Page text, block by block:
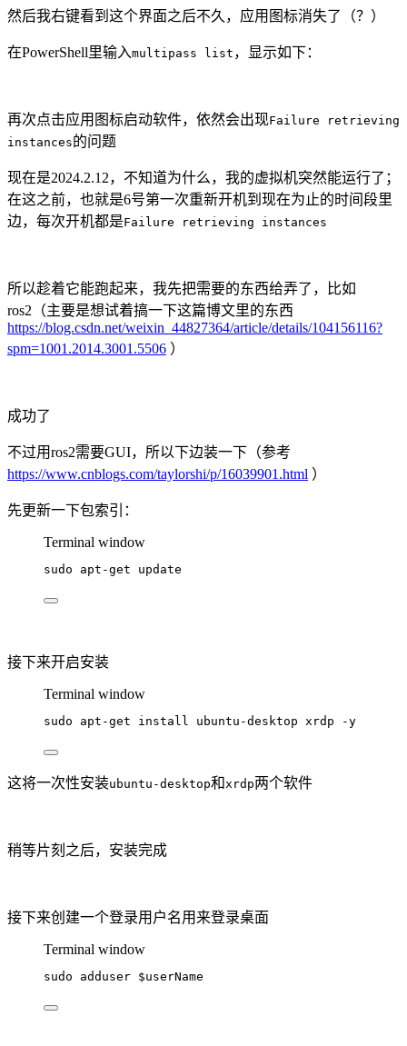
然后我右键看到这个界面之后不久，应用图标消失了（？）
在PowerShell里输入multipass list ，显示如下：
再次点击应用图标启动软件，依然会出现Failure retrieving
instances的问题
现在是2024.2.12，不知道为什么，我的虚拟机突然能运行了；
在这之前，也就是6号第一次重新开机到现在为止的时间段里
边，每次开机都是Failure retrieving instances
所以趁着它能跑起来，我先把需要的东西给弄了，比如
ros2（主要是想试着搞一下这篇博文里的东西
https://blog.csdn.net/weixin_44827364/article/details/104156116?
spm=1001.2014.3001.5506 ）
成功了
不过用ros2需要GUI，所以下边装一下（参考
https://www.cnblogs.com/taylorshi/p/16039901.html ）
先更新一下包索引：
Terminal window
sudo apt-get update
接下来开启安装
Terminal window
sudo apt-get install ubuntu-desktop xrdp -y
这将一次性安装ubuntu-desktop和xrdp两个软件
稍等片刻之后，安装完成
接下来创建一个登录用户名用来登录桌面
Terminal window
sudo adduser $userName